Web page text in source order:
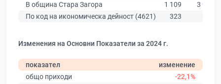
В община Стара Загора
1 109
3 960
По код на икономическа дейност (4621)
323
Изменения на Основни Показатели за 2024 г.
показател
изменение
общо приходи
-22,1%